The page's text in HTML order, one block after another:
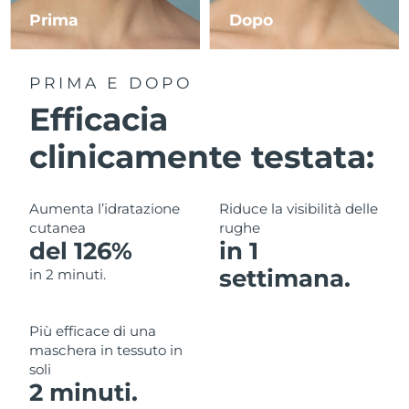
Prima Dopo
PRIMA E DOPO
Efficacia
clinicamente testata:
Aumenta l’idratazione
cutanea
del 126%
in 2 minuti.
Riduce la visibilità delle
rughe
in 1
settimana.
Più efficace di una
maschera in tessuto in
soli
2 minuti.
RAS di Macao Consegna stimata
Malaysia
Malta
Messico Consegna stimata 8/14/26
Monaco Consegna stimata8/11/26
Paesi Bassi Consegna stimata
Norvegia
Oman